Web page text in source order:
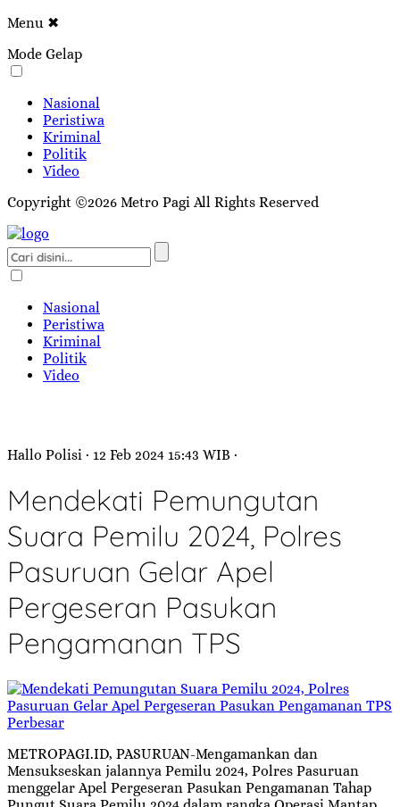
Menu ✖
Mode Gelap
Nasional
Peristiwa
Kriminal
Politik
Video
Copyright ©2026 Metro Pagi All Rights Reserved
Nasional
Peristiwa
Kriminal
Politik
Video
Hallo Polisi · 12 Feb 2024 15:43 WIB ·
Mendekati Pemungutan
Suara Pemilu 2024, Polres
Pasuruan Gelar Apel
Pergeseran Pasukan
Pengamanan TPS
Perbesar
METROPAGI.ID, PASURUAN-Mengamankan dan
Mensukseskan jalannya Pemilu 2024, Polres Pasuruan
menggelar Apel Pergeseran Pasukan Pengamanan Tahap